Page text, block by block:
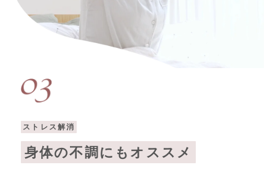
ストレス解消
身体の不調にもオススメ